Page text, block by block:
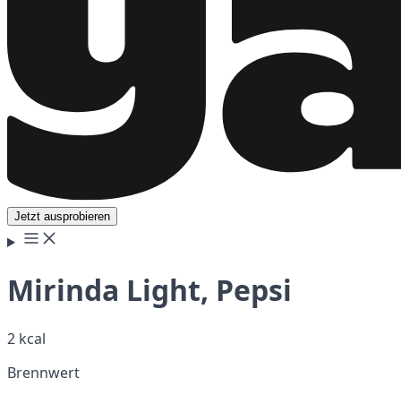
Jetzt ausprobieren
Mirinda Light, Pepsi
2 kcal
Brennwert